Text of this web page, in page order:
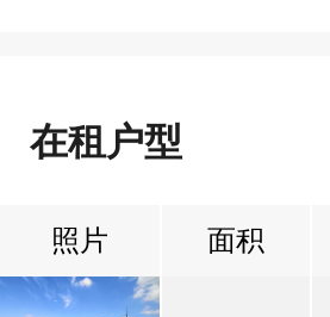
在租户型
照片 面积